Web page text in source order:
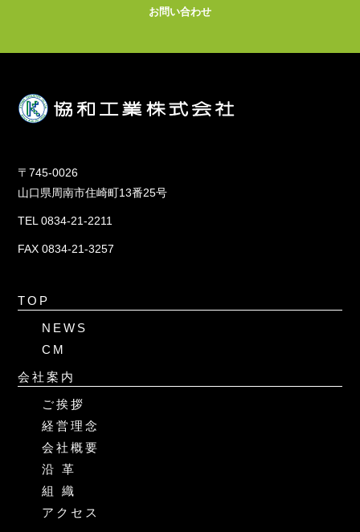
お問い合わせ
〒745-0026
山口県周南市住崎町13番25号
TEL 0834-21-2211
FAX 0834-21-3257
TOP
NEWS
CM
会社案内
ご挨拶
経営理念
会社概要
沿 革
組 織
アクセス